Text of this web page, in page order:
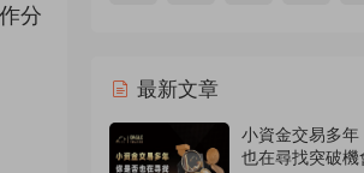
分
最新文章
小資金交易多年
也在尋找突破機